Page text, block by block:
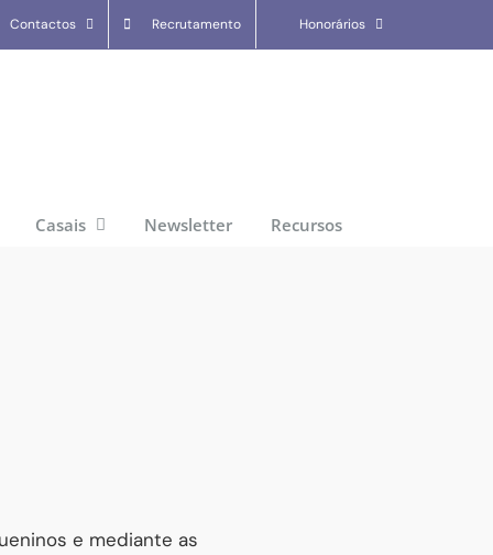
Contactos Recrutamento Honorários
Casais Newsletter Recursos
e mediante as